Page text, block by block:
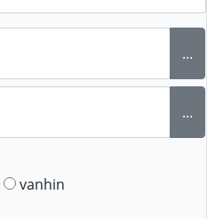
...
...
vanhin